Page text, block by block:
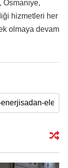
Osmaniye,
hizmetleri her
olmaya devam